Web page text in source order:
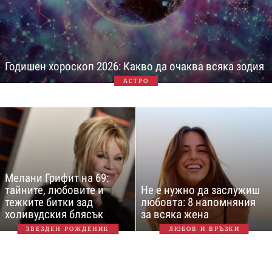
Годишен хороскоп 2026: Какво да очаква всяка зодия
АСТРО
Мелани Грифит на 69:
тайните, любовите и
тежките битки зад
холивудския блясък
ЗВЕЗДЕН РОЖДЕНИК
Не е нужно да заслужиш
любовта: 8 напомняния
за всяка жена
ЛЮБОВ И ВРЪЗКИ